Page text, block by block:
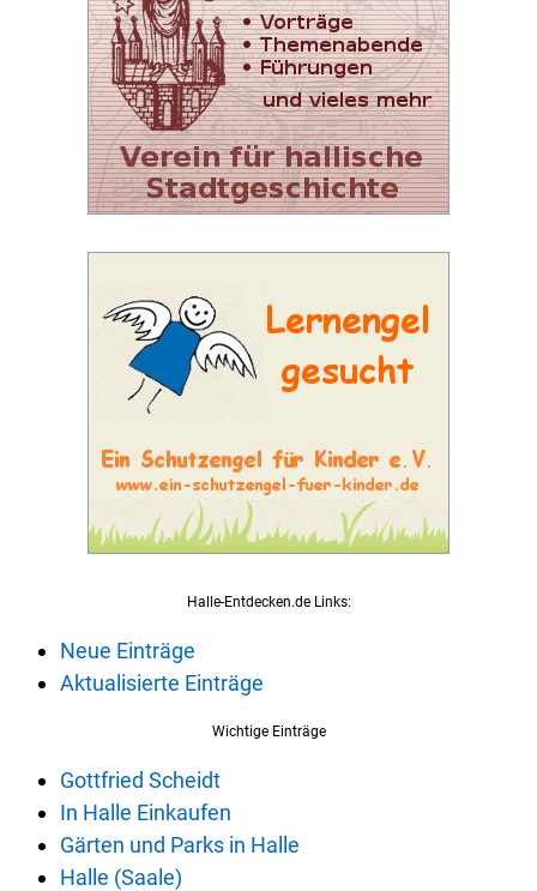
Halle-Entdecken.de Links:
Neue Einträge
Aktualisierte Einträge
Wichtige Einträge
Gottfried Scheidt
In Halle Einkaufen
Gärten und Parks in Halle
Halle (Saale)